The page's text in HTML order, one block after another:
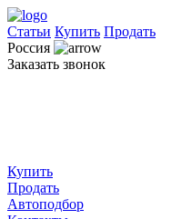
Статьи Купить Продать
Россия
Заказать звонок
Купить
Продать
Автоподбор